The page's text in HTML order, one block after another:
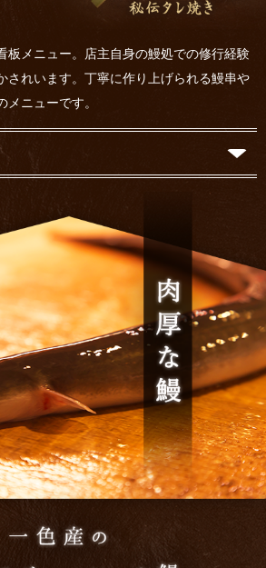
板メニュー。店主自身の鰻処での修行経験
されいます。丁寧に作り上げられる鰻串や
ニューです。